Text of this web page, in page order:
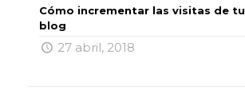
Cómo incrementar las visitas de tu
blog
27 abril, 2018